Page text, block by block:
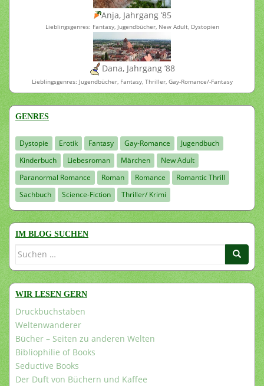
Anja, Jahrgang ’85
Lieblingsgenres: Fantasy, Jugendbücher, New Adult, Dystopien
Dana, Jahrgang ’88
Lieblingsgenres: Jugendbücher, Fantasy, Thriller, Gay-Romance/-Fantasy
GENRES
Dystopie Erotik Fantasy Gay-Romance
Jugendbuch
Kinderbuch
Liebesroman Märchen
New Adult
Paranormal Romance
Roman Romance
Romantic Thrill
Sachbuch
Science-Fiction Thriller/ Krimi
IM BLOG SUCHEN
Suchen
WIR LESEN GERN
Druckbuchstaben
Weltenwanderer
Bücher – Seiten zu anderen Welten
Bibliophilie of Books
Seductive Books
Der Duft von Büchern und Kaffee